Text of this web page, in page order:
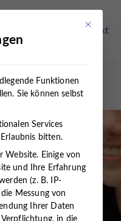
Kontakt
Mit
Funktionen
Sie können selbst
Services
bitten.
Website. Einige von
und Ihre Erfahrung
(z. B. IP-
Messung von
Ihrer Daten
Verpflichtung, in die